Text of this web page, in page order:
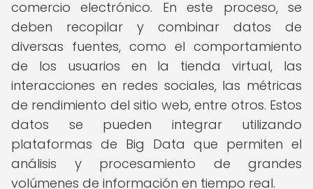
comercio electrónico. En este proceso, se
deben recopilar y combinar datos de
diversas fuentes, como el comportamiento
de los usuarios en la tienda virtual, las
interacciones en redes sociales, las métricas
de rendimiento del sitio web, entre otros. Estos
datos se pueden integrar utilizando
plataformas de Big Data que permiten el
análisis y procesamiento de grandes
volúmenes de información en tiempo real.